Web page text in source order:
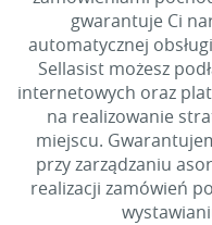
gwarantuje Ci
automatycznej
Sellasist możesz
internetowych oraz
na realizowanie
miejscu.
przy zarządzaniu
realizacji zamówień